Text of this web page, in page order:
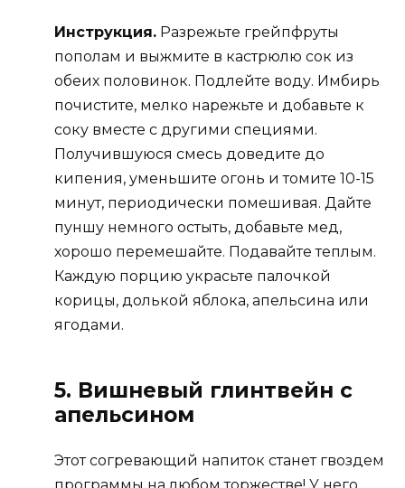
Инструкция. Разрежьте грейпфруты
пополам и выжмите в кастрюлю сок из
обеих половинок. Подлейте воду. Имбирь
почистите, мелко нарежьте и добавьте к
соку вместе с другими специями.
Получившуюся смесь доведите до
кипения, уменьшите огонь и томите 10-15
минут, периодически помешивая. Дайте
пуншу немного остыть, добавьте мед,
хорошо перемешайте. Подавайте теплым.
Каждую порцию украсьте палочкой
корицы, долькой яблока, апельсина или
ягодами.
5. Вишневый глинтвейн с
апельсином
Этот согревающий напиток станет гвоздем